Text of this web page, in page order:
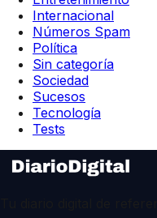
Internacional
Números Spam
Política
Sin categoría
Sociedad
Sucesos
Tecnología
Tests